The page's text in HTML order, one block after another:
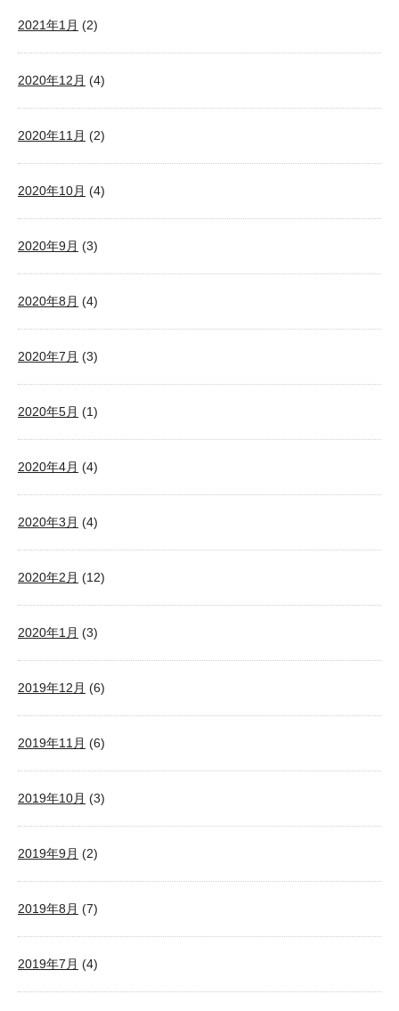
2021年1月 (2)
2020年12月 (4)
2020年11月 (2)
2020年10月 (4)
2020年9月 (3)
2020年8月 (4)
2020年7月 (3)
2020年5月 (1)
2020年4月 (4)
2020年3月 (4)
2020年2月 (12)
2020年1月 (3)
2019年12月 (6)
2019年11月 (6)
2019年10月 (3)
2019年9月 (2)
2019年8月 (7)
2019年7月 (4)